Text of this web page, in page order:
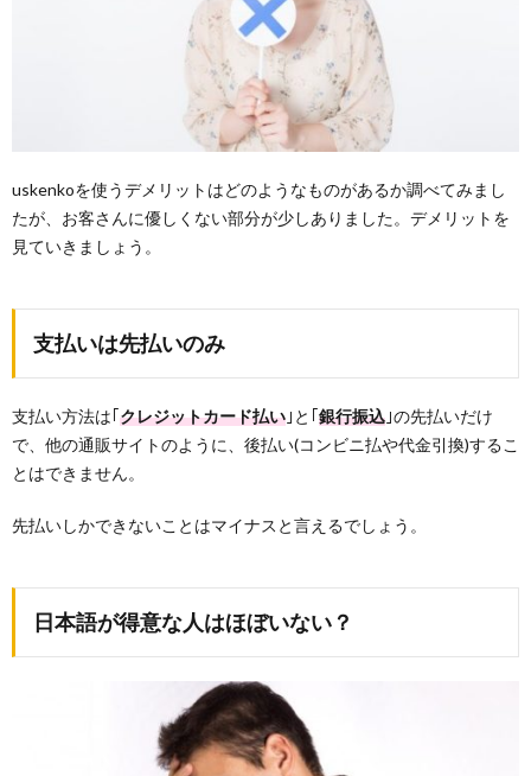
uskenkoを使うデメリットはどのようなものがあるか調べてみまし
たが、お客さんに優しくない部分が少しありました。デメリットを
見ていきましょう。
支払いは先払いのみ
支払い方法は｢クレジットカード払い ｣と｢銀行振込 ｣の先払いだけ
で、他の通販サイトのように、後払い(コンビニ払や代金引換)するこ
とはできません。
先払いしかできないことはマイナスと言えるでしょう。
日本語が得意な人はほぼいない？